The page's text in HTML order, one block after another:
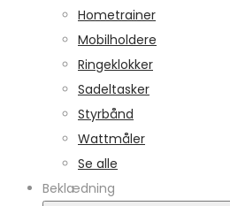
Hometrainer
Mobilholdere
Ringeklokker
Sadeltasker
Styrbånd
Wattmåler
Se alle
Beklædning